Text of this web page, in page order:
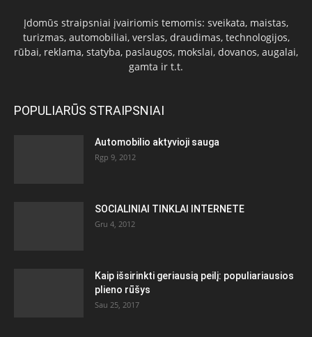
Įdomūs straipsniai įvairiomis temomis: sveikata, maistas,
turizmas, automobiliai, verslas, draudimas, technologijos,
rūbai, reklama, statyba, paslaugos, mokslai, dovanos, augalai,
gamta ir t.t.
POPULIARŪS STRAIPSNIAI
Automobilio aktyvioji sauga
Rgp 9, 2012
SOCIALINIAI TINKLAI INTERNETE
Gru 4, 2012
Kaip išsirinkti geriausią peilį: populiariausios
plieno rūšys
Sau 25, 2017